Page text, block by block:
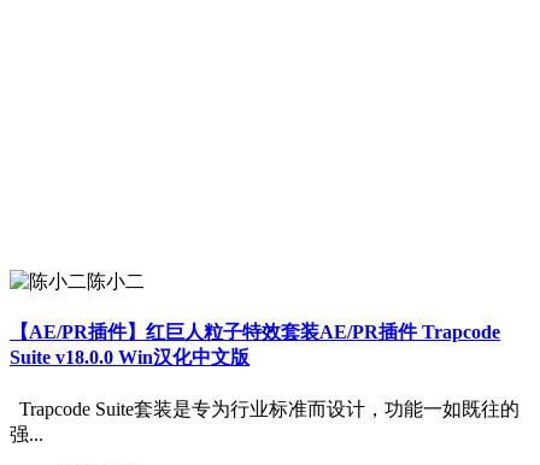
陈小二
【AE/PR插件】红巨人粒子特效套装AE/PR插件 Trapcode
Suite v18.0.0 Win汉化中文版
Trapcode Suite套装是专为行业标准而设计，功能一如既往的
强...